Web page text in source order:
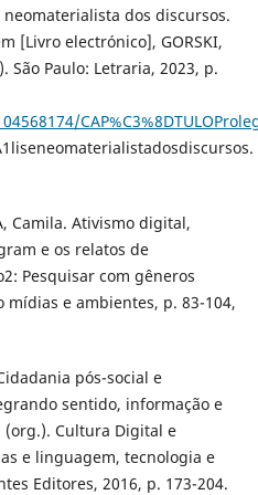
dos discursos.
[Livro electrónico], GORSKI,
São Paulo: Letraria, 2023, p.
Camila. Ativismo digital,
e os relatos de
Pesquisar com gêneros
e ambientes, p. 83-104,
pós-social e
sentido, informação e
(org.). Cultura Digital e
e linguagem, tecnologia e
Editores, 2016, p. 173-204.